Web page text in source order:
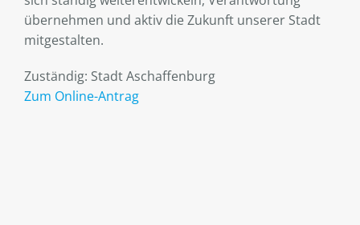
übernehmen und aktiv die Zukunft unserer Stadt
mitgestalten.
Zuständig: Stadt Aschaffenburg
Zum Online-Antrag